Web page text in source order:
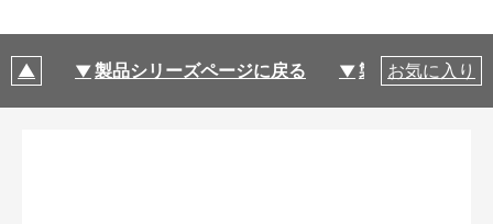
製品シリーズページに戻る 製品仕様
お気に入り